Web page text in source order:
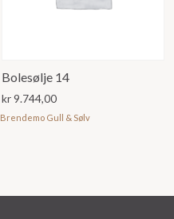
Bolesølje 14
kr9.744,00
Brendemo Gull & Sølv